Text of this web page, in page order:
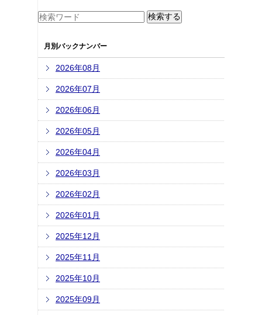
月別バックナンバー
2026年08月
2026年07月
2026年06月
2026年05月
2026年04月
2026年03月
2026年02月
2026年01月
2025年12月
2025年11月
2025年10月
2025年09月